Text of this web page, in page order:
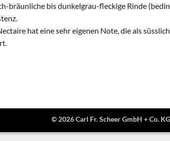
bräunliche bis dunkelgrau-fleckige Rinde
hat eine sehr eigenen Note, die als
© 2026 Carl Fr. Scheer GmbH + Co. KG